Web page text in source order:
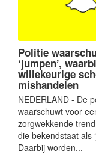
Politie
‘jumpen’,
willekeurige
mishandelen
NEDERLAND - De
waarschuwt voor
zorgwekkende
die bekendstaat als
Daarbij worden...